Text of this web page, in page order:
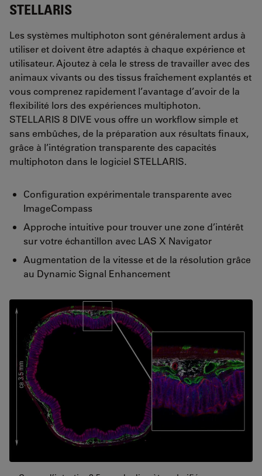
STELLARIS
Les systèmes multiphoton sont généralement ardus à
utiliser et doivent être adaptés à chaque expérience et
utilisateur. Ajoutez à cela le stress de travailler avec des
animaux vivants ou des tissus fraîchement explantés et
vous comprenez rapidement l’avantage d’avoir de la
flexibilité lors des expériences multiphoton.
STELLARIS 8 DIVE vous offre un workflow simple et
sans embûches, de la préparation aux résultats finaux,
grâce à l’intégration transparente des capacités
multiphoton dans le logiciel STELLARIS.
Configuration expérimentale transparente avec
ImageCompass
Approche intuitive pour trouver une zone d’intérêt
sur votre échantillon avec LAS X Navigator
Augmentation de la vitesse et de la résolution grâce
au Dynamic Signal Enhancement